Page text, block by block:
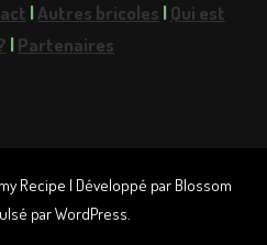
|Autres bricoles |Qui est
|Partenaires
Recipe | Développé par Blossom
parWordPress.